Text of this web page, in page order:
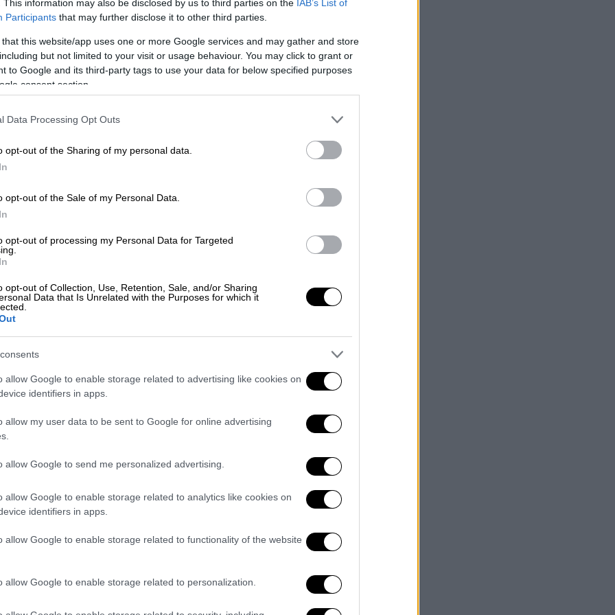
This information may also be disclosed by us to third parties on the IAB’s List of
Participants that may further disclose it to other third parties.
that this website/app uses one or more Google services and may gather and store
but not limited to your visit or usage behaviour. You may click to grant or
to Google and its third-party tags to use your data for below specified purposes
consent section.
Data Processing Opt Outs
opt-out of the Sharing of my personal data.
opt-out of the Sale of my Personal Data.
opt-out of processing my Personal Data for Targeted
opt-out of Collection, Use, Retention, Sale, and/or Sharing
Data that Is Unrelated with the Purposes for which it
allow Google to enable storage related to advertising like cookies on
identifiers in apps.
allow my user data to be sent to Google for online advertising
allow Google to send me personalized advertising.
allow Google to enable storage related to analytics like cookies on
identifiers in apps.
allow Google to enable storage related to functionality of the website
allow Google to enable storage related to personalization.
η Hellenic Train
μήκους έργο για την υπογειοποίηση στα
διάρκεια εργασιών 52 μηνών, θα κλείσει
εάν δεν πάρει ακόμα μία παράταση. Εως
οι προσδοκίες των περιοίκων που
εργοταξίου που βρίσκεται
του ΟΣΕ
της Αθήνας με την κεντρική
στις ισόπεδες διαβάσεις που
πυκνοδομημένων περιοχών,ζήτημα
επείγουσα διάσταση. Ο Δήμος
έχει αποστείλει δεκάδες
ζητώντας τη βελτίωση της φύλαξης, της
στις ισόπεδες διαβάσεις που
ο Δήμαρχος Αθηναίων
του ΟΣΕ,Γεώργιο Ιωάννου. Στην
οι αρμόδιες υπηρεσίες του Δήμου έχουν
Διεύθυνση Συντήρησης Γραμμής του
(για τις οποίες, πάντως, πηγές
όλο αυτό το διάστημα να μας αγνοεί
ενδεδειγμένη ενέργεια για την φύλαξη
σημαντικών βλαβών και την
οχημάτων».
να αναλάβει δράσεις